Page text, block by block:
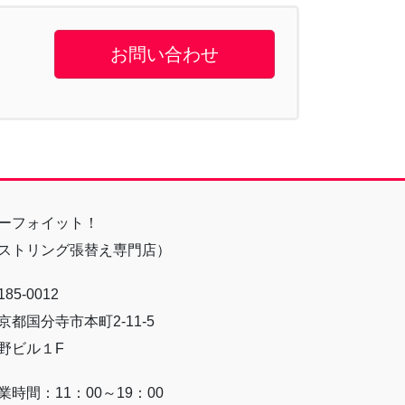
お問い合わせ
フォイット！
ストリング張替え専門店）
0012
都国分寺市本町2-11-5
ビル１F
時間：11：00～19：00